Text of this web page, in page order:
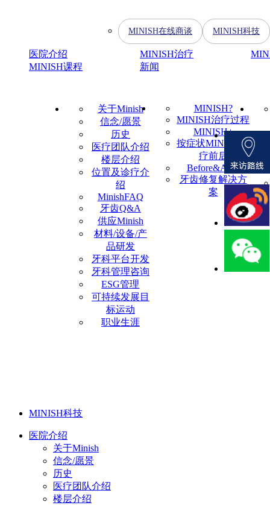
医院介绍 MINISH治疗
MINISH课程
新闻
MINISH在线商谈 MINISH科技
关于Minish
信念/愿景
历史
医疗团队介绍
楼层介绍
位置及诊疗介
绍
MinishFAQ
牙齿Q&A
供应Minish
材料/设备/产
品研发
牙科平台开发
牙科管理咨询
ESG管理
可持续发展目
标运动
职业生涯
MINISH?
MINISH治疗过程
MINISH+
按症状MINISH治
疗前后
Before&After
牙齿修复解决方
案
MINISH科技
医院介绍
关于Minish
信念/愿景
历史
医疗团队介绍
楼层介绍